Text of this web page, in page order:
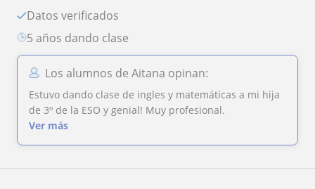
Datos verificados
5 años dando clase
Los alumnos de Aitana opinan:
Estuvo dando clase de ingles y matemáticas a mi hija
de 3º de la ESO y genial! Muy profesional.
Ver más